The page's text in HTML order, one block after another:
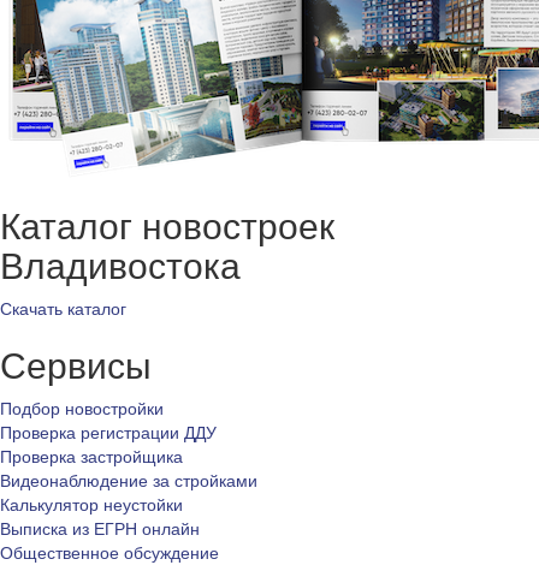
Каталог новостроек
Владивостока
Скачать каталог
Сервисы
Подбор новостройки
Проверка регистрации ДДУ
Проверка застройщика
Видеонаблюдение за стройками
Калькулятор неустойки
Выписка из ЕГРН онлайн
Общественное обсуждение